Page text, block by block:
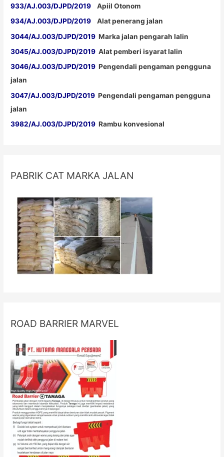
933/AJ.003/DJPD/2019 Apiil Otonom
934/AJ.003/DJPD/2019 Alat penerang jalan
3044/AJ.003/DJPD/2019 Marka jalan pengarah lalin
3045/AJ.003/DJPD/2019 Alat pemberi isyarat lalin
3046/AJ.003/DJPD/2019 Pengendali pengaman pengguna
jalan
3047/AJ.003/DJPD/2019 Pengendali pengaman pengguna
jalan
3982/AJ.003/DJPD/2019 Rambu konvesional
PABRIK CAT MARKA JALAN
ROAD BARRIER MARVEL